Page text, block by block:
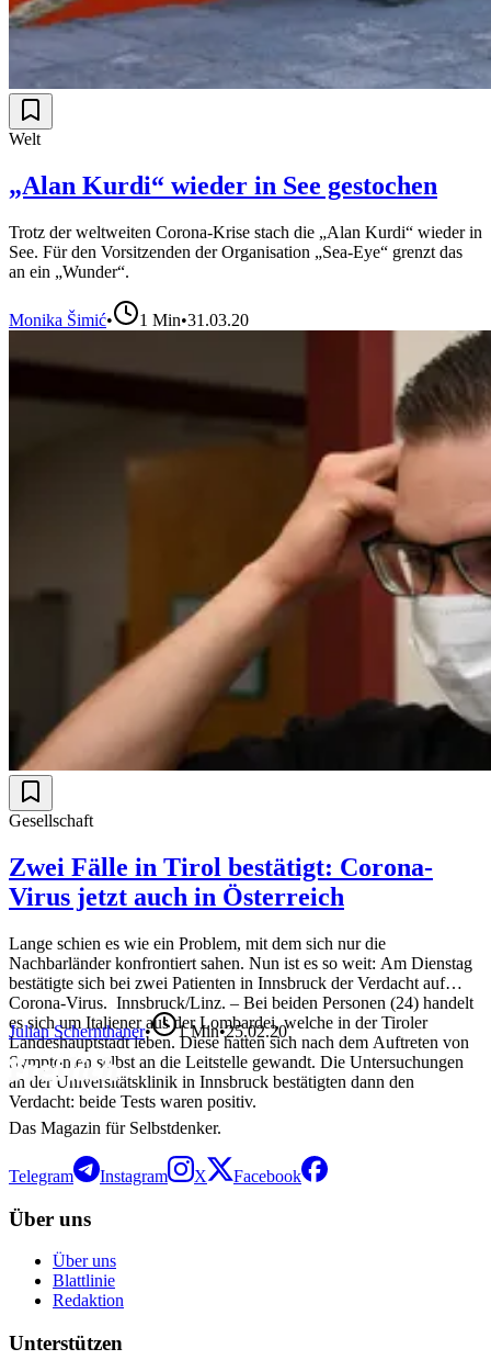
Welt
„Alan Kurdi“ wieder in See gestochen
Trotz der weltweiten Corona-Krise stach die „Alan Kurdi“ wieder in
See. Für den Vorsitzenden der Organisation „Sea-Eye“ grenzt das
an ein „Wunder“.
Monika Šimić• 1 Min•31.03.20
Gesellschaft
Zwei Fälle in Tirol bestätigt: Corona-
Virus jetzt auch in Österreich
Lange schien es wie ein Problem, mit dem sich nur die
Nachbarländer konfrontiert sahen. Nun ist es so weit: Am Dienstag
bestätigte sich bei zwei Patienten in Innsbruck der Verdacht auf
Corona-Virus. Innsbruck/Linz. – Bei beiden Personen (24) handelt
es sich um Italiener aus der Lombardei, welche in der Tiroler
Landeshauptstadt leben. Diese hatten sich nach dem Auftreten von
Symptomen selbst an die Leitstelle gewandt. Die Untersuchungen
an der Universitätsklinik in Innsbruck bestätigten dann den
Verdacht: beide Tests waren positiv.
Julian Schernthaner• 1Min•25.02.20
Das Magazin für Selbstdenker.
Telegram Instagram X Facebook
Über uns
Über uns
Blattlinie
Redaktion
Unterstützen